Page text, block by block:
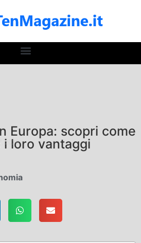
Europa: scopri come
loro vantaggi
2026